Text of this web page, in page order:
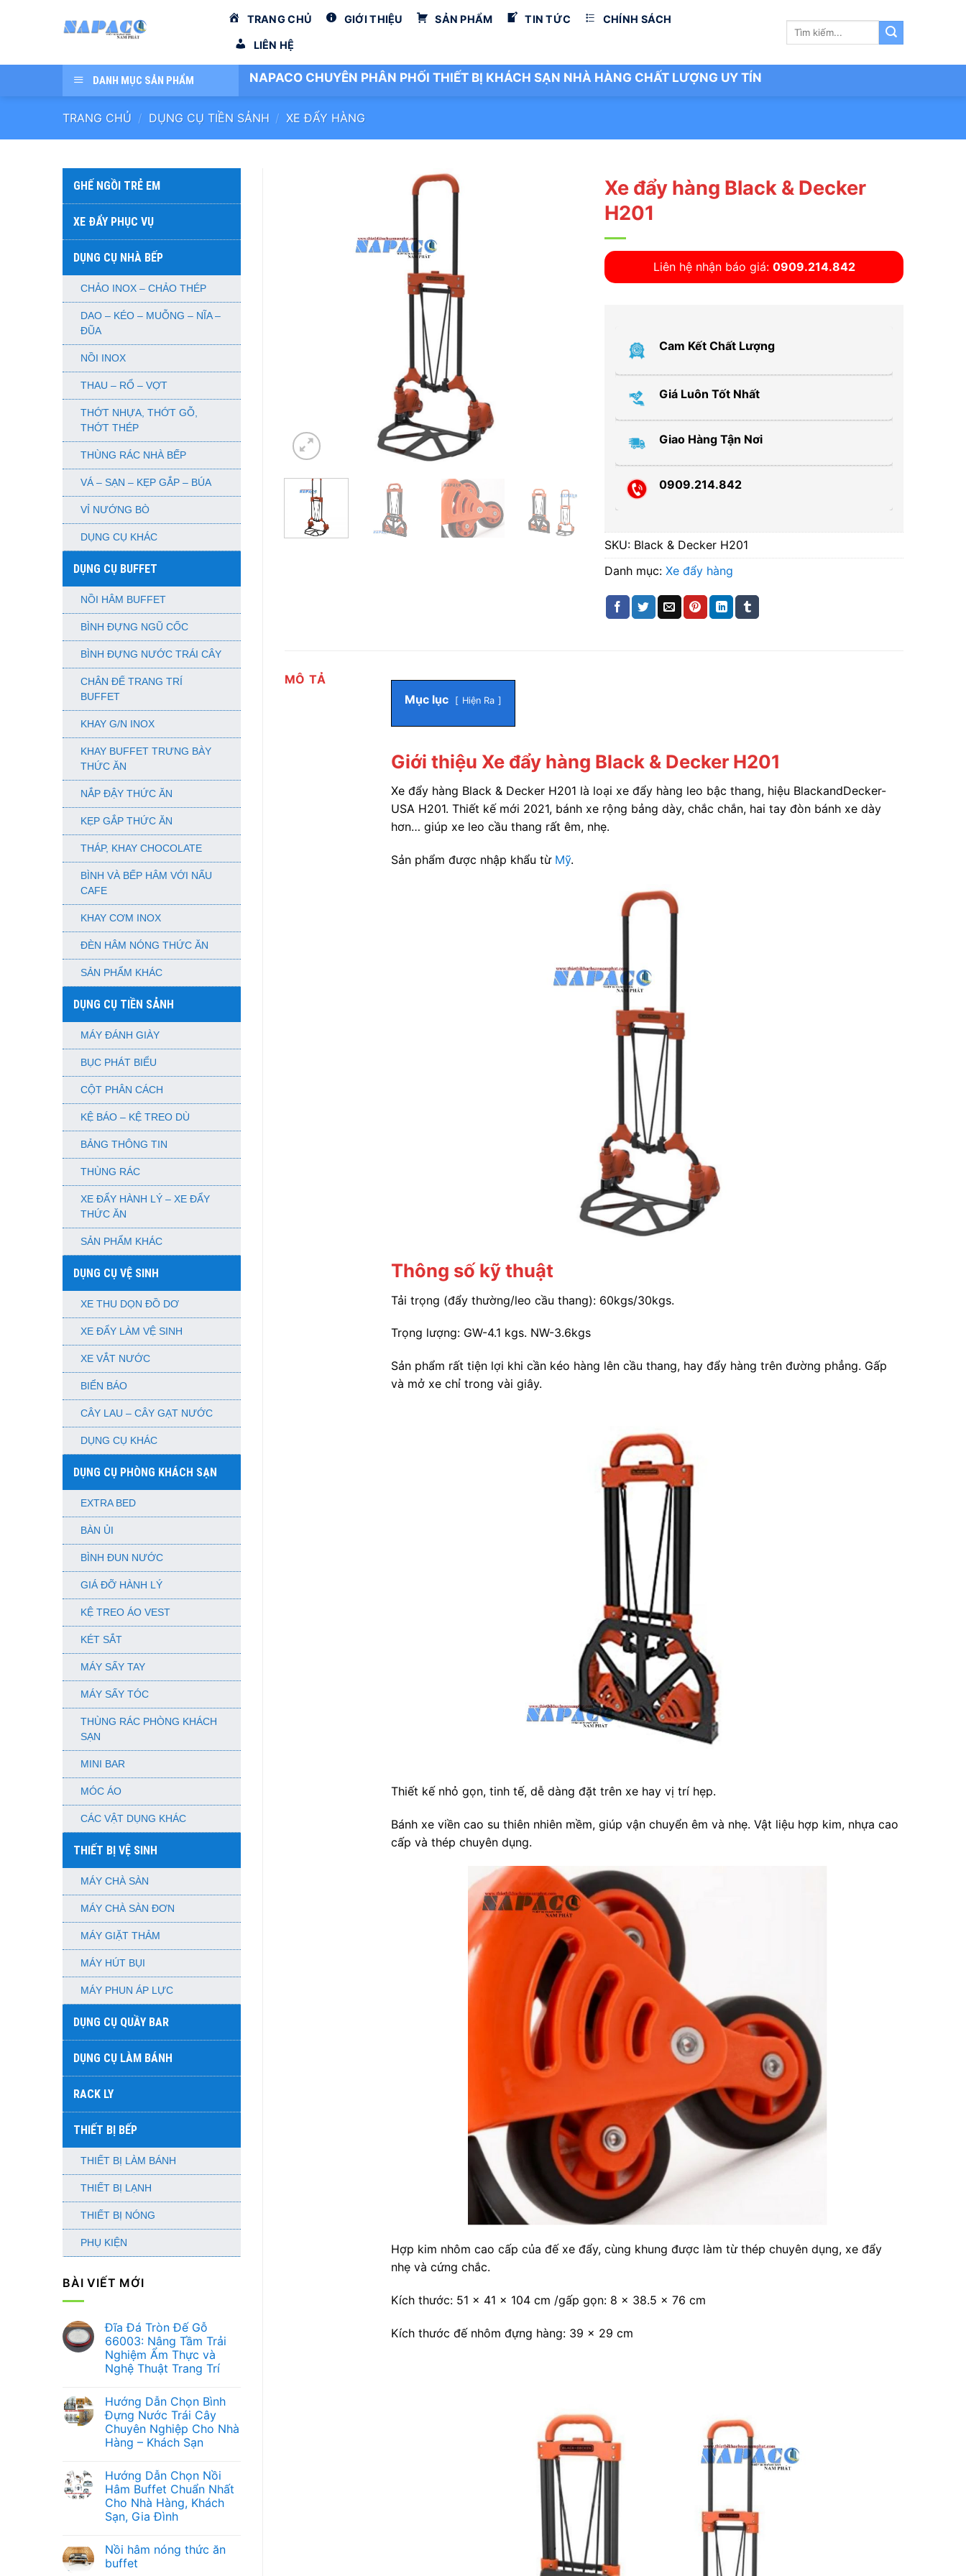
dung
TRANG CHỦ GIỚI THIỆU SẢN PHẨM TIN TỨC CHÍNH SÁCH
LIÊN HỆ
Tìm
DANH MỤC SẢN PHẨM NAPACO CHUYÊN PHÂN PHỐI THIẾT BỊ KHÁCH SẠN NHÀ HÀNG CHẤT LƯỢNG UY TÍN
TRANG CHỦ / DỤNG CỤ TIỀN SẢNH / XE ĐẨY HÀNG
GHẾ NGỒI TRẺ EM
XE ĐẨY PHỤC VỤ
DỤNG CỤ NHÀ BẾP
CHẢO INOX – CHẢO THÉP
DAO – KÉO – MUỖNG – NĨA –
ĐŨA
NỒI INOX
THAU – RỔ – VỢT
THỚT NHỰA, THỚT GỖ,
THỚT THÉP
THÙNG RÁC NHÀ BẾP
VÁ – SẠN – KẸP GẮP – BÚA
VỈ NƯỚNG BÒ
DỤNG CỤ KHÁC
DỤNG CỤ BUFFET
NỒI HÂM BUFFET
BÌNH ĐỰNG NGŨ CỐC
BÌNH ĐỰNG NƯỚC TRÁI CÂY
CHÂN ĐẾ TRANG TRÍ
BUFFET
KHAY G/N INOX
KHAY BUFFET TRƯNG BÀY
THỨC ĂN
NẮP ĐẬY THỨC ĂN
KẸP GẮP THỨC ĂN
THÁP, KHAY CHOCOLATE
BÌNH VÀ BẾP HÂM VỚI NẤU
CAFE
KHAY CƠM INOX
ĐÈN HÂM NÓNG THỨC ĂN
SẢN PHẨM KHÁC
DỤNG CỤ TIỀN SẢNH
MÁY ĐÁNH GIÀY
BỤC PHÁT BIỂU
CỘT PHÂN CÁCH
KỆ BÁO – KỆ TREO DÙ
BẢNG THÔNG TIN
THÙNG RÁC
XE ĐẨY HÀNH LÝ – XE ĐẨY
THỨC ĂN
SẢN PHẨM KHÁC
DỤNG CỤ VỆ SINH
XE THU DỌN ĐỒ DƠ
XE ĐẨY LÀM VỆ SINH
XE VẮT NƯỚC
BIỂN BÁO
CÂY LAU – CÂY GẠT NƯỚC
DỤNG CỤ KHÁC
DỤNG CỤ PHÒNG KHÁCH SẠN
EXTRA BED
BÀN ỦI
BÌNH ĐUN NƯỚC
GIÁ ĐỠ HÀNH LÝ
KỆ TREO ÁO VEST
KÉT SẮT
MÁY SẤY TAY
MÁY SẤY TÓC
THÙNG RÁC PHÒNG KHÁCH
SẠN
MINI BAR
MÓC ÁO
CÁC VẬT DỤNG KHÁC
THIẾT BỊ VỆ SINH
MÁY CHÀ SÀN
MÁY CHÀ SÀN ĐƠN
MÁY GIẶT THẢM
MÁY HÚT BỤI
MÁY PHUN ÁP LỰC
DỤNG CỤ QUẦY BAR
DỤNG CỤ LÀM BÁNH
RACK LY
THIẾT BỊ BẾP
THIẾT BỊ LÀM BÁNH
THIẾT BỊ LẠNH
THIẾT BỊ NÓNG
PHỤ KIỆN
BÀI VIẾT MỚI
Đĩa Đá Tròn Đế Gỗ
66003: Nâng Tầm Trải
Nghiệm Ẩm Thực và
Nghệ Thuật Trang Trí
bình
luận
ở
Đĩa
Đá
Tròn
66003:
Nâng
Tầm
Trải
Nghiệm
Ẩm
Nghệ
Thuật
Trang
Hướng Dẫn Chọn Bình
Đựng Nước Trái Cây
Chuyên Nghiệp Cho Nhà
Hàng – Khách Sạn
bình
luận
ở
Hướng
Dẫn
Chọn
Nước
Trái
Cây
Hướng Dẫn Chọn Nồi
Hâm Buffet Chuẩn Nhất
Cho Nhà Hàng, Khách
Sạn, Gia Đình
bình
luận
ở
Nồi hâm nóng thức ăn
buffet
Xe đẩy hàng Black & Decker
H201
Liên hệ nhận báo giá: 0909.214.842
Cam Kết Chất Lượng
Giá Luôn Tốt Nhất
Giao Hàng Tận Nơi
0909.214.842
SKU: Black & Decker H201
Danh mục:Xe đẩy hàng
MÔ TẢ
Mục lục
Hiện Ra
Giới thiệu Xe đẩy hàng Black & Decker H201
Xe đẩy hàng Black & Decker H201 là loại xe đẩy hàng leo bậc thang, hiệu BlackandDecker-
USA H201. Thiết kế mới 2021, bánh xe rộng bảng dày, chắc chắn, hai tay đòn bánh xe dày
hơn… giúp xe leo cầu thang rất êm, nhẹ.
Sản phẩm được nhập khẩu từ Mỹ.
Thông số kỹ thuật
Tải trọng (đẩy thường/leo cầu thang): 60kgs/30kgs.
Trọng lượng: GW-4.1 kgs. NW-3.6kgs
Sản phẩm rất tiện lợi khi cần kéo hàng lên cầu thang, hay đẩy hàng trên đường phẳng. Gấp
và mở xe chỉ trong vài giây.
Thiết kế nhỏ gọn, tinh tế, dễ dàng đặt trên xe hay vị trí hẹp.
Bánh xe viền cao su thiên nhiên mềm, giúp vận chuyển êm và nhẹ. Vật liệu hợp kim, nhựa cao
cấp và thép chuyên dụng.
Hợp kim nhôm cao cấp của đế xe đẩy, cùng khung được làm từ thép chuyên dụng, xe đẩy
nhẹ và cứng chắc.
Kích thước: 51 x 41 x 104 cm /gấp gọn: 8 x 38.5 x 76 cm
Kích thước đế nhôm đựng hàng: 39 x 29 cm